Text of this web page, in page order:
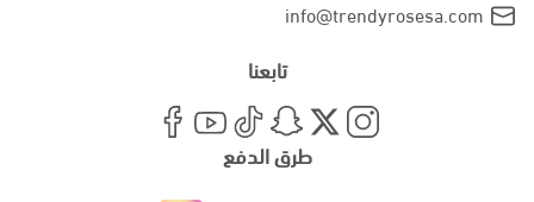
info@trendyrosesa.com
تابعنا
طرق الدفع